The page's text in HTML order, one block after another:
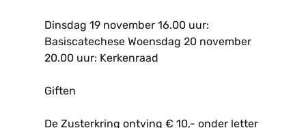
Dinsdag 19 november 16.00 uur:
Basiscatechese Woensdag 20 november
20.00 uur: Kerkenraad
Giften
De Zusterkring ontving € 10,- onder letter